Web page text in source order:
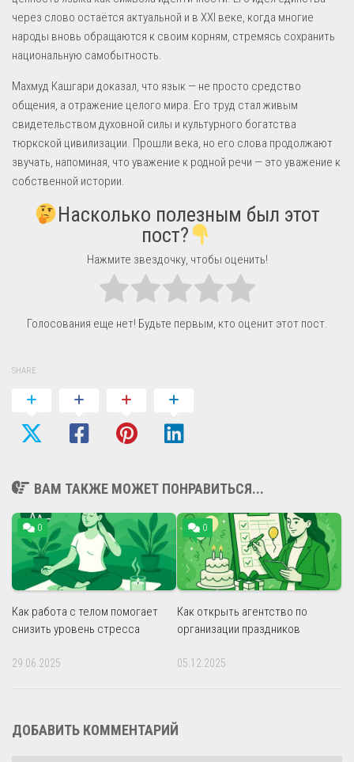
через слово остаётся актуальной и в XXI веке, когда многие
народы вновь обращаются к своим корням, стремясь сохранить
национальную самобытность.
Махмуд Кашгари доказал, что язык — не просто средство
общения, а отражение целого мира. Его труд стал живым
свидетельством духовной силы и культурного богатства
тюркской цивилизации. Прошли века, но его слова продолжают
звучать, напоминая, что уважение к родной речи — это уважение к
собственной истории.
Насколько полезным был этот
пост?
Нажмите звездочку, чтобы оценить!
Голосования еще нет! Будьте первым, кто оценит этот пост.
SHARE
ВАМ ТАКЖЕ МОЖЕТ ПОНРАВИТЬСЯ...
0
Как работа с телом помогает
снизить уровень стресса
29.06.2025
0
Как открыть агентство по
организации праздников
05.12.2025
ДОБАВИТЬ КОММЕНТАРИЙ